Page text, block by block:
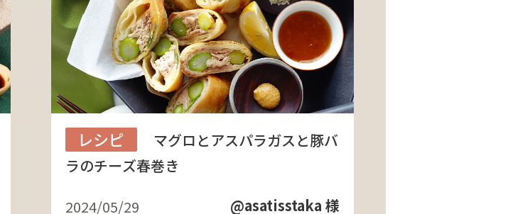
レシピ
マグロとアスパラガスと豚バ
ラのチーズ春巻き
2024/05/29
@asatisstaka 様